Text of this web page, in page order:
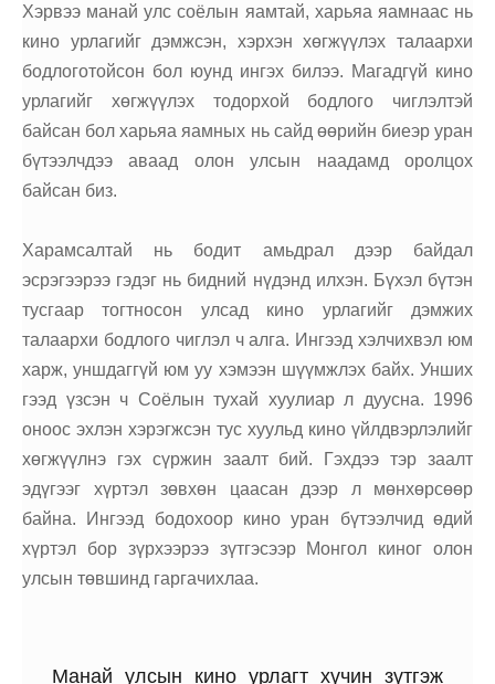
Хэрвээ манай улс соёлын яамтай, харьяа яамнаас нь
кино урлагийг дэмжсэн, хэрхэн хөгжүүлэх талаархи
бодлоготойсон бол юунд ингэх билээ. Магадгүй кино
урлагийг хөгжүүлэх тодорхой бодлого чиглэлтэй
байсан бол харьяа яамных нь сайд өөрийн биеэр уран
бүтээлчдээ аваад олон улсын наадамд оролцох
байсан биз.
Харамсалтай нь бодит амьдрал дээр байдал
эсрэгээрээ гэдэг нь бидний нүдэнд илхэн. Бүхэл бүтэн
тусгаар тогтносон улсад кино урлагийг дэмжих
талаархи бодлого чиглэл ч алга. Ингээд хэлчихвэл юм
харж, уншдаггүй юм уу хэмээн шүүмжлэх байх. Унших
гээд үзсэн ч Соёлын тухай хуулиар л дуусна. 1996
оноос эхлэн хэрэгжсэн тус хуульд кино үйлдвэрлэлийг
хөгжүүлнэ гэх сүржин заалт бий. Гэхдээ тэр заалт
эдүгээг хүртэл зөвхөн цаасан дээр л мөнхөрсөөр
байна. Ингээд бодохоор кино уран бүтээлчид өдий
хүртэл бор зүрхээрээ зүтгэсээр Монгол киног олон
улсын төвшинд гаргачихлаа.
Манай улсын кино урлагт хүчин зүтгэж